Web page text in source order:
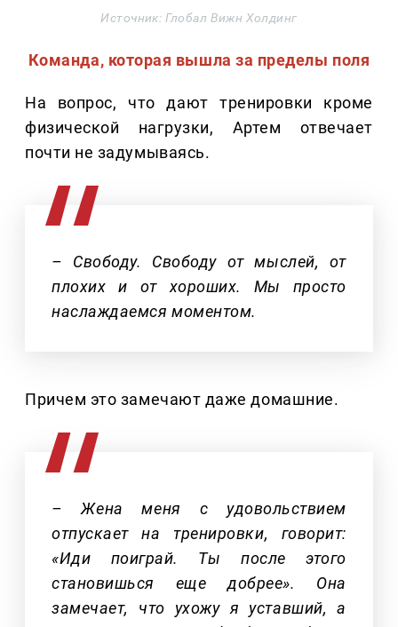
Источник: Глобал Вижн Холдинг
Команда, которая вышла за пределы поля
На вопрос, что дают тренировки кроме
физической нагрузки, Артем отвечает
почти не задумываясь.
– Свободу. Свободу от мыслей, от
плохих и от хороших. Мы просто
наслаждаемся моментом.
Причем это замечают даже домашние.
– Жена меня с удовольствием
отпускает на тренировки, говорит:
«Иди поиграй. Ты после этого
становишься еще добрее». Она
замечает, что ухожу я уставший, а